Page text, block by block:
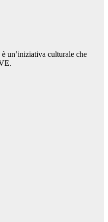
un’iniziativa culturale che